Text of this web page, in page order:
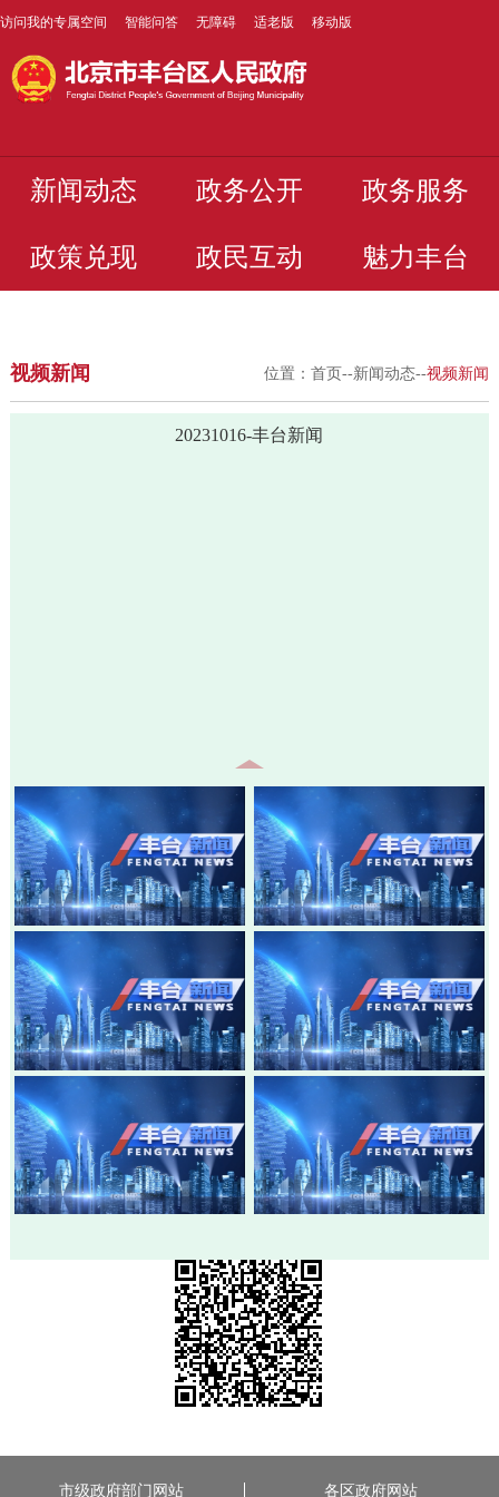
访问我的专属空间 智能问答 无障碍 适老版 移动版
新闻动态 政务公开 政务服务
政策兑现 政民互动 魅力丰台
视频新闻 位置：首页--新闻动态--视频新闻
20231016-丰台新闻
20260805-丰台新闻
20260803-丰台新闻
20260730-丰台新闻
20260728-丰台新闻
20260724-丰台新闻
市级政府部门网站 各区政府网站